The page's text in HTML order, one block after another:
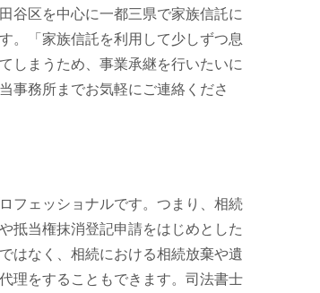
谷区を中心に一都三県で家族信託に
。「家族信託を利用して少しずつ息
しまうため、事業承継を行いたいに
事務所までお気軽にご連絡くださ
フェッショナルです。つまり、相続
抵当権抹消登記申請をはじめとした
はなく、相続における相続放棄や遺
理をすることもできます。司法書士